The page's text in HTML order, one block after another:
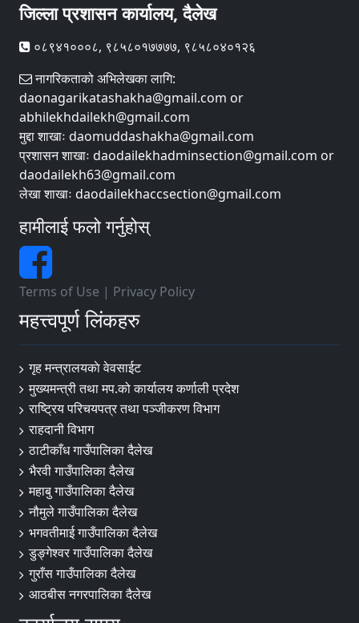
जिल्ला प्रशासन कार्यालय, दैलेख
०८९४१०००८, ९८५८०१७७७७, ९८५८०४०१२६
नागरिकताको अभिलेखका लागि:
daonagarikatashakha@gmail.com or
abhilekhdailekh@gmail.com
मुद्दा शाखाः daomuddashakha@gmail.com
प्रशासन शाखाः daodailekhadminsection@gmail.com or
daodailekh63@gmail.com
लेखा शाखाः daodailekhaccsection@gmail.com
हामीलाई फलो गर्नुहोस्
Terms of Use | Privacy Policy
महत्त्वपूर्ण लिंकहरु
गृह मन्त्रालयकाे वेवसाईट
मुख्यमन्त्री तथा मप.को कार्यालय कर्णाली प्रदेश
राष्ट्रिय परिचयपत्र तथा पञ्जीकरण विभाग
राहदानी विभाग
ठाटीकाँध गाउँपालिका दैलेख
भैरवी गाउँपालिका दैलेख
महाबु गाउँपालिका दैलेख
नौमुले गाउँपालिका दैलेख
भगवतीमाई गाउँपालिका दैलेख
डुङ्गेश्वर गाउँपालिका दैलेख
गुराँस गाउँपालिका दैलेख
आठबीस नगरपालिका दैलेख